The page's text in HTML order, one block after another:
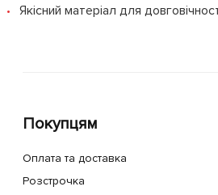
Якісний матеріал для
Покупцям
Оплата та доставка
Розстрочка